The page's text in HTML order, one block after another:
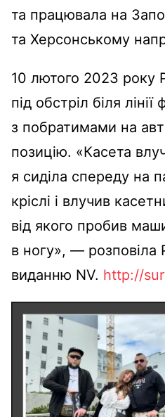
та працювала на
та Херсонському
10 лютого 2023 року
під обстріл біля
з побратимами на
позицію. «Касета
я сиділа спереду на
кріслі і влучив
від якого пробив
в ногу», — розповіла
виданню NV. http://